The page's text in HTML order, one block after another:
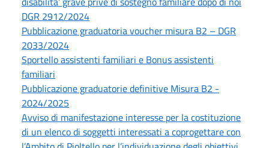
DGR 2912/2024
Pubblicazione graduatoria voucher misura B2 – DGR
2033/2024
Sportello assistenti familiari e Bonus assistenti
familiari
Pubblicazione graduatorie definitive Misura B2 -
2024/2025
Avviso di manifestazione interesse per la costituzione
di un elenco di soggetti interessati a coprogettare con